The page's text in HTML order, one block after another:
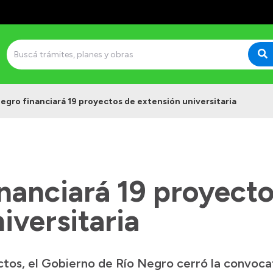
financiará 19 proyectos de extensión universitaria
19
el Gobierno de Río Negro cerró la